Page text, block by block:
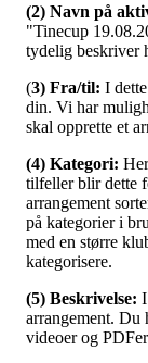
(2) Navn på
"Tinecup
tydelig beskriver
(3) Fra/til: I
din. Vi har
skal opprette et
(4) Kategori:
tilfeller blir dette
arrangement
på kategorier i
med en større
kategorisere.
(5) Beskrivelse:
arrangement. Du
videoer og